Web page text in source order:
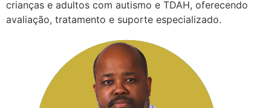
crianças e adultos com autismo e TDAH, oferecendo
avaliação, tratamento e suporte especializado.